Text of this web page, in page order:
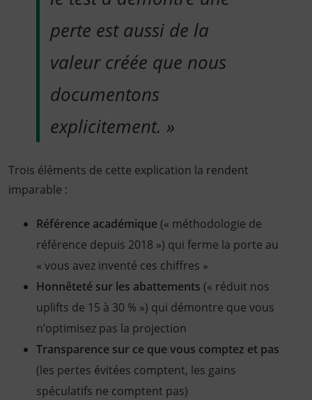
perte est aussi de la
valeur créée que nous
documentons
explicitement. »
Trois éléments de cette explication la rendent
imparable :
Référence académique (« méthodologie de
référence depuis 2018 ») qui ferme la porte au
« vous avez inventé ces chiffres »
Honnêteté sur les abattements (« réduit nos
uplifts de 15 à 30 % ») qui démontre que vous
n’optimisez pas la projection
Transparence sur ce que vous comptez et pas
(les pertes évitées comptent, les gains
spéculatifs ne comptent pas)